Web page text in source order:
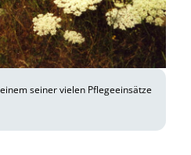
seiner vielen Pflegeeinsätze